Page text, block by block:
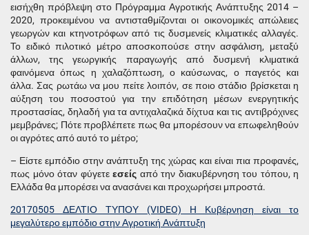
εισήχθη πρόβλεψη στο Πρόγραμμα Αγροτικής Ανάπτυξης 2014 –
2020, προκειμένου να αντισταθμίζονται οι οικονομικές απώλειες
γεωργών και κτηνοτρόφων από τις δυσμενείς κλιματικές αλλαγές.
Το ειδικό πιλοτικό μέτρο αποσκοπούσε στην ασφάλιση, μεταξύ
άλλων, της γεωργικής παραγωγής από δυσμενή κλιματικά
φαινόμενα όπως η χαλαζόπτωση, ο καύσωνας, ο παγετός και
άλλα.Σας ρωτάω να μου πείτε λοιπόν, σε ποιο στάδιο βρίσκεται η
αύξηση του ποσοστού για την επιδότηση μέσων ενεργητικής
προστασίας, δηλαδή για τα αντιχαλαζικά δίχτυα και τις αντιβρόχινες
μεμβράνες; Πότε προβλέπετε πως θα μπορέσουν να επωφεληθούν
οι αγρότες από αυτό το μέτρο;
– Είστε εμπόδιο στην ανάπτυξη της χώρας και είναι πια προφανές,
πως μόνο όταν φύγετε εσείς από την διακυβέρνηση του τόπου, η
Ελλάδα θα μπορέσει να ανασάνει και προχωρήσει μπροστά.
20170505 ΔΕΛΤΙΟ ΤΥΠΟΥ (VIDEO) H Κυβέρνηση είναι το
μεγαλύτερο εμπόδιο στην Αγροτική Ανάπτυξη